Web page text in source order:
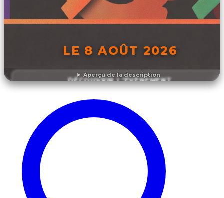
Aperçu de la description
LE 8 AOÛT 2026
DÉCOUVRIR L'ÉVÉNEMENT